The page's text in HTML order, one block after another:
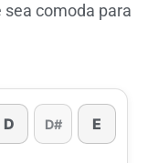
sea comoda para
D D# E